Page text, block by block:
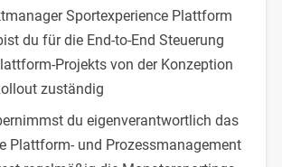
Sportexperience Plattform
du für die End-to-End Steuerung
Projekts von der Konzeption
zuständig
du eigenverantwortlich das
Plattform- und Prozessmanagement